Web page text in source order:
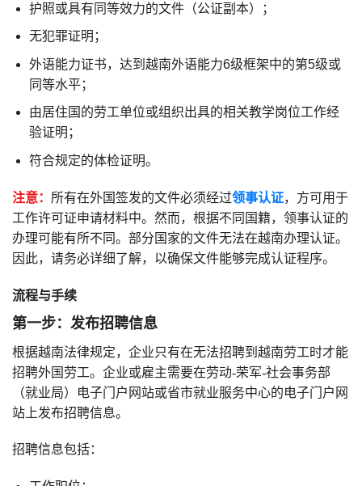
护照或具有同等效力的文件（公证副本）；
无犯罪证明；
外语能力证书，达到越南外语能力6级框架中的第5级或
同等水平；
由居住国的劳工单位或组织出具的相关教学岗位工作经
验证明；
符合规定的体检证明。
注意： 所有在外国签发的文件必须经过领事认证，方可用于
工作许可证申请材料中。然而，根据不同国籍，领事认证的
办理可能有所不同。部分国家的文件无法在越南办理认证。
因此，请务必详细了解，以确保文件能够完成认证程序。
流程与手续
第一步：发布招聘信息
根据越南法律规定，企业只有在无法招聘到越南劳工时才能
招聘外国劳工。企业或雇主需要在劳动-荣军-社会事务部
（就业局）电子门户网站或省市就业服务中心的电子门户网
站上发布招聘信息。
招聘信息包括：